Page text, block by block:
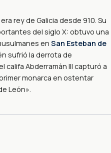
rey de Galicia desde 910. Su
del siglo X: obtuvo una
en San Esteban de
sufrió la derrota de
califa Abderramán III capturó a
monarca en ostentar
León».